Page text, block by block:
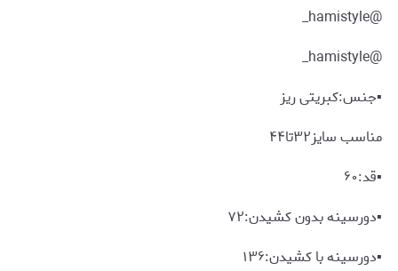
@hamistyle_
@hamistyle_
▪️جنس:کبریتی ریز
مناسب سایز۳۲تا۴۴
▪️قد:۶۰
▪️دورسینه بدون کشیدن:۷۲
▪️دورسینه با کشیدن:۱۳۶